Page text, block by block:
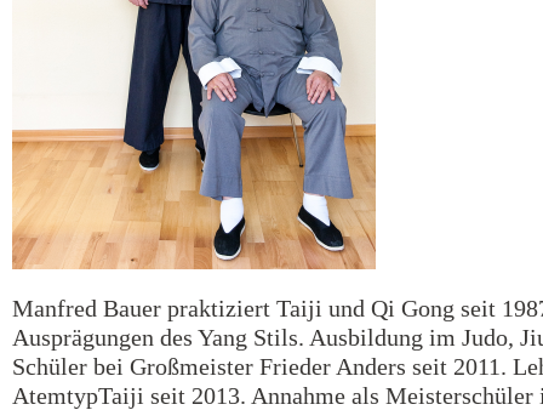
Manfred Bauer praktiziert Taiji und Qi Gong seit
Ausprägungen des Yang Stils. Ausbildung im Judo,
Schüler bei Großmeister Frieder Anders seit 2011.
AtemtypTaiji seit 2013. Annahme als